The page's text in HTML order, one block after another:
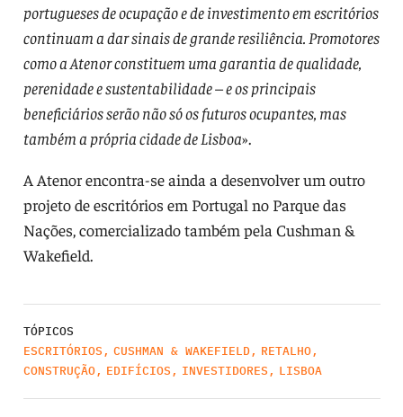
portugueses de ocupação e de investimento em escritórios
continuam a dar sinais de grande resiliência. Promotores
como a Atenor constituem uma garantia de qualidade,
perenidade e sustentabilidade – e os principais
beneficiários serão não só os futuros ocupantes, mas
também a própria cidade de Lisboa».
A Atenor encontra-se ainda a desenvolver um outro
projeto de escritórios em Portugal no Parque das
Nações, comercializado também pela Cushman &
Wakefield.
TÓPICOS
ESCRITÓRIOS , CUSHMAN & WAKEFIELD, RETALHO,
CONSTRUÇÃO, EDIFÍCIOS , INVESTIDORES , LISBOA